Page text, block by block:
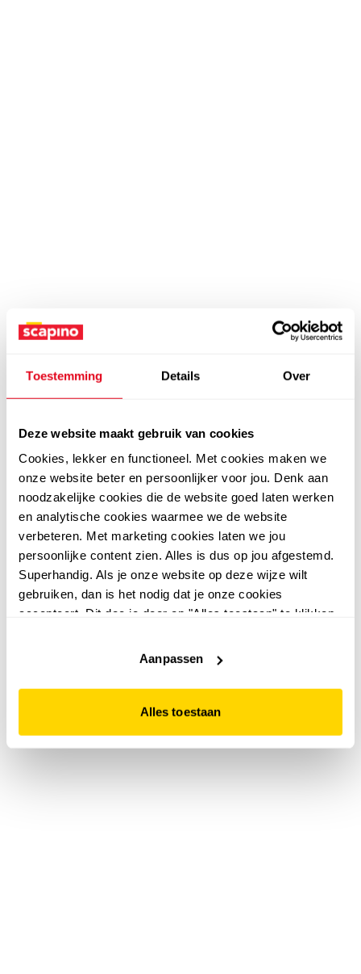
Toestemming Details Over
Deze website maakt gebruik van cookies
Cookies, lekker en functioneel. Met cookies maken we
onze website beter en persoonlijker voor jou. Denk aan
noodzakelijke cookies die de website goed laten werken
en analytische cookies waarmee we de website
verbeteren. Met marketing cookies laten we jou
persoonlijke content zien. Alles is dus op jou afgestemd.
Superhandig. Als je onze website op deze wijze wilt
gebruiken, dan is het nodig dat je onze cookies
accepteert. Dit doe je door op "Alles toestaan" te klikken.
website niet optimaal functioneert.
Aanpassen
Alles toestaan